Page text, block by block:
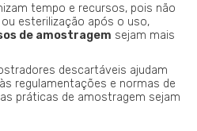
tempo e recursos, pois não
esterilização após o uso,
de amostragem sejam mais
descartáveis ajudam
regulamentações e normas de
práticas de amostragem sejam